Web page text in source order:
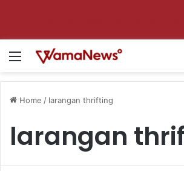
Menu
Home / larangan thrifting
larangan